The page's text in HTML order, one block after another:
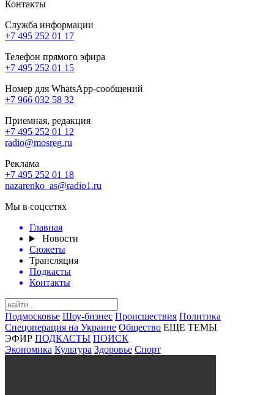
Контакты
Служба информации
+7 495 252 01 17
Телефон прямого эфира
+7 495 252 01 15
Номер для WhatsApp-сообщений
+7 966 032 58 32
Приемная, редакция
+7 495 252 01 12
radio@mosreg.ru
Реклама
+7 495 252 01 18
nazarenko_as@radio1.ru
Мы в соцсетях
Главная
Новости
Сюжеты
Трансляция
Подкасты
Контакты
Подмосковье Шоу-бизнес Происшествия Политика
Спецоперация на Украине Общество ЕЩЕ ТЕМЫ
ЭФИР ПОДКАСТЫ ПОИСК
Экономика Культура Здоровье Спорт